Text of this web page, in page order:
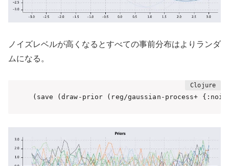
ノイズレベルが高くなるとすべての事前分布はよりランダ
ムになる。
(save (draw-prior (reg/gaussian-process+